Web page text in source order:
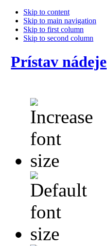
Skip to content
Skip to main navigation
Skip to first column
Skip to second column
Prístav nádeje